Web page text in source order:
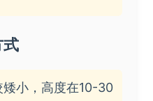
小，高度在10-30